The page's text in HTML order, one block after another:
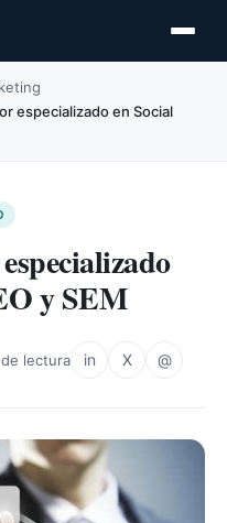
especializado en Social
y SEM
lectura in X @